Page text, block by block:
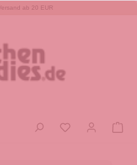
ab 20 EUR